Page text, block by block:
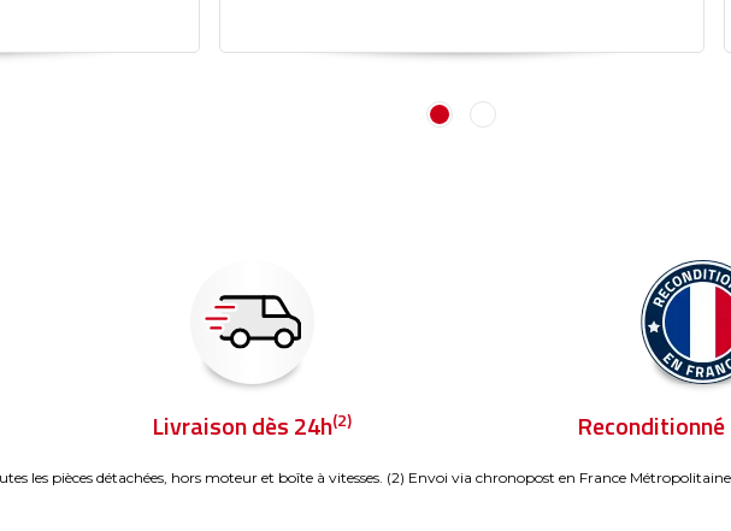
Livraison dès 24h(2) Reconditionné
les pièces détachées, hors moteur et boîte à vitesses. (2) Envoi via chronopost en France